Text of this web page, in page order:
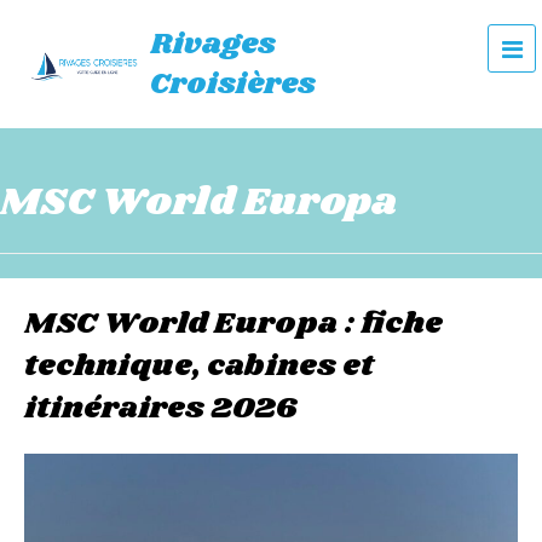
Rivages
Croisières
e
n
MSC World Europa
MSC World Europa : fiche
technique, cabines et
itinéraires 2026